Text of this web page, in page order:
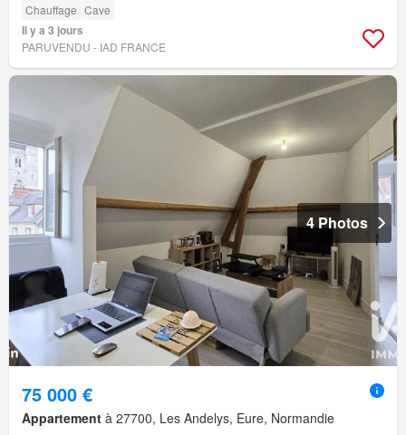
Chauffage Cave
Il y a 3 jours
PARUVENDU - IAD FRANCE
4 Photos
75 000 €
Appartement à 27700, Les Andelys, Eure, Normandie